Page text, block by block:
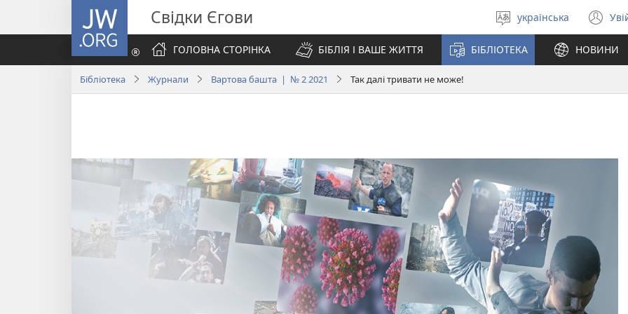
JW.ORG Свідки Єгови
Вибрати
мову
українська
у
ГОЛОВНА СТОРІНКА
БІБЛІЯ І ВАШЕ ЖИТТЯ БІБЛІОТЕКА НОВИНИ
Бібліотека Журнали Вартова башта | № 2 2021 Так далі тривати не може!